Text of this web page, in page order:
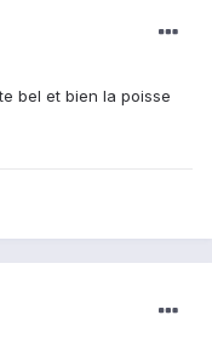
bel et bien la poisse